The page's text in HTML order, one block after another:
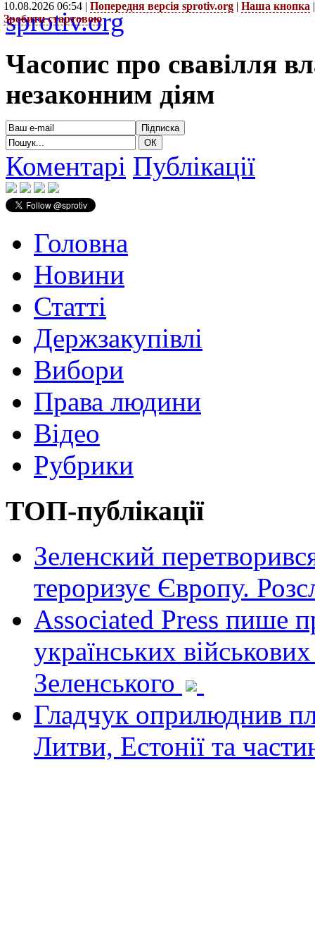
10.08.2026 06:54 | Попередня версія sprotiv.org | Наша кнопка
Зробити стартовою
sprotiv.org
Часопис про свавілля
незаконним діям
Коментарі Публікації
Головна
Новини
Статті
Держзакупівлі
Вибори
Права людини
Відео
Рубрики
ТОП-публікації
Зеленский
тероризує Європу.
Associated Press пише
українських
Зеленського
Гладчук оприлюднив
Литви, Естонії та